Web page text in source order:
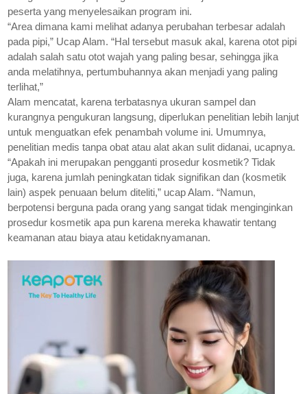
peserta yang menyelesaikan program ini.
“Area dimana kami melihat adanya perubahan terbesar adalah
pada pipi,” Ucap Alam. “Hal tersebut masuk akal, karena otot pipi
adalah salah satu otot wajah yang paling besar, sehingga jika
anda melatihnya, pertumbuhannya akan menjadi yang paling
terlihat,”
Alam mencatat, karena terbatasnya ukuran sampel dan
kurangnya pengukuran langsung, diperlukan penelitian lebih lanjut
untuk menguatkan efek penambah volume ini. Umumnya,
penelitian medis tanpa obat atau alat akan sulit didanai, ucapnya.
“Apakah ini merupakan pengganti prosedur kosmetik? Tidak
juga, karena jumlah peningkatan tidak signifikan dan (kosmetik
lain) aspek penuaan belum diteliti,” ucap Alam. “Namun,
berpotensi berguna pada orang yang sangat tidak menginginkan
prosedur kosmetik apa pun karena mereka khawatir tentang
keamanan atau biaya atau ketidaknyamanan.